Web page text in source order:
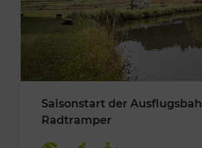
Saisonstart der
Radtramper